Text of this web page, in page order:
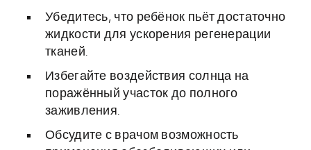
Убедитесь, что ребёнок пьёт достаточно
жидкости для ускорения регенерации
тканей.
Избегайте воздействия солнца на
поражённый участок до полного
заживления.
Обсудите с врачом возможность